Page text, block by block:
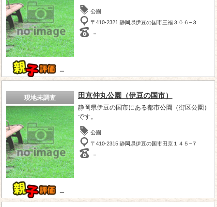
－
公園
〒410-2321 静岡県伊豆の国市三福３０６−３
－
現地未調査
－
田京仲丸公園（伊豆の国市）
静岡県伊豆の国市にある都市公園（街区公園）
です。
公園
〒410-2315 静岡県伊豆の国市田京１４５−７
－